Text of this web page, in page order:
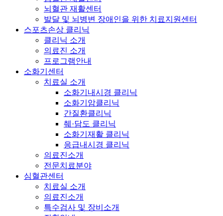
뇌혈관 재활센터
발달 및 뇌병변 장애인을 위한 치료지원센터
스포츠손상 클리닉
클리닉 소개
의료진 소개
프로그램안내
소화기센터
치료실 소개
소화기내시경 클리닉
소화기암클리닉
간질환클리닉
췌·담도 클리닉
소화기재활 클리닉
응급내시경 클리닉
의료진소개
전문치료분야
심혈관센터
치료실 소개
의료진소개
특수검사 및 장비소개